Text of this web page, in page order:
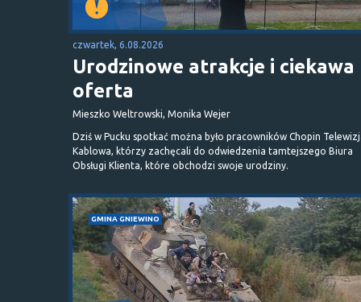
czwartek, 6.08.2026
Urodzinowe atrakcje i ciekawa
oferta
Mieszko Weltrowski, Monika Wejer
Dziś w Pucku spotkać można było pracowników Chopin
Kablowa, którzy zachęcali do odwiedzenia tamtejszego Biura
Obsługi Klienta, które obchodzi swoje urodziny.
GMINA GNIEWINO